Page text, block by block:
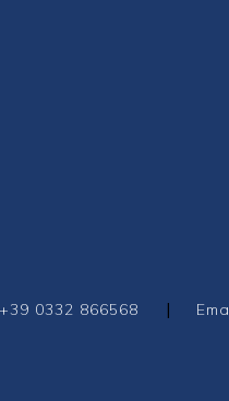
0332 866568 |